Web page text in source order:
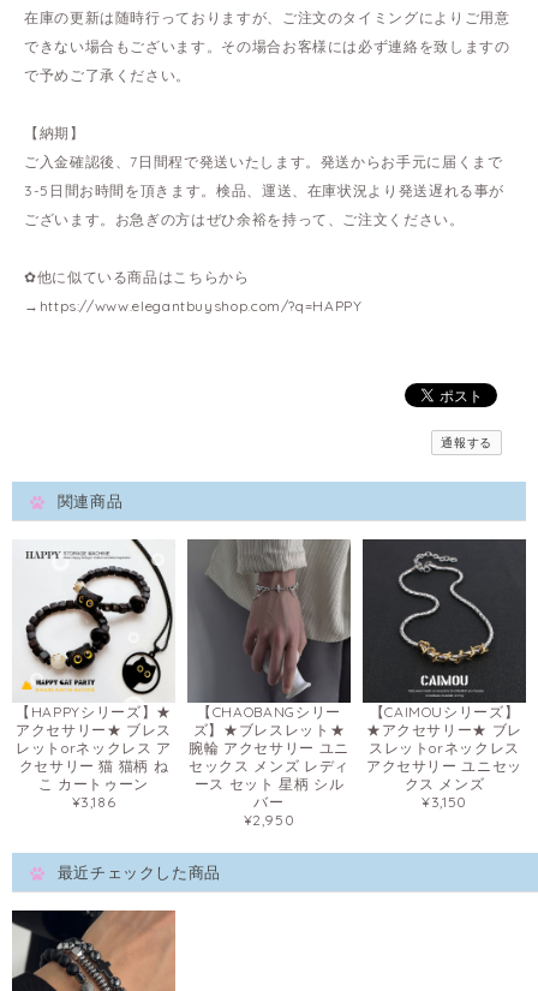
在庫の更新は随時行っておりますが、ご注文のタイミングによりご用意
できない場合もございます。その場合お客様には必ず連絡を致しますの
で予めご了承ください。
【納期】
ご入金確認後、7日間程で発送いたします。発送からお手元に届くまで
3-5日間お時間を頂きます。検品、運送、在庫状況より発送遅れる事が
ございます。お急ぎの方はぜひ余裕を持って、ご注文ください。
✿他に似ている商品はこちらから
→ https://www.elegantbuyshop.com/?q=HAPPY
通報する
関連商品
【HAPPYシリーズ】★
アクセサリー★ ブレス
レットorネックレス ア
クセサリー 猫 猫柄 ね
こ カートゥーン
¥3,186
【CHAOBANGシリー
ズ】★ブレスレット★
腕輪 アクセサリー ユニ
セックス メンズ レディ
ース セット 星柄 シル
バー
¥2,950
【CAIMOUシリーズ】
★アクセサリー★ ブレ
スレットorネックレス
アクセサリー ユニセッ
クス メンズ
¥3,150
最近チェックした商品